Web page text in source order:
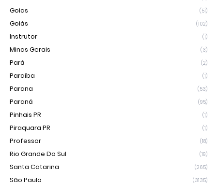
Goias (51)
Goiás (102)
Instrutor (1)
Minas Gerais (3)
Pará (2)
Paraíba (1)
Parana (53)
Paraná (95)
Pinhais PR (1)
Piraquara PR (1)
Professor (18)
Rio Grande Do Sul (19)
Santa Catarina (265)
São Paulo (3135)